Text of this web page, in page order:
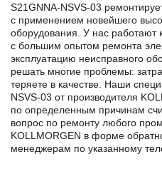
S21GNNA-NSVS-03
с применением новейшего
оборудования. У нас
с большим опытом ремонта
эксплуатацию неисправного
решать многие проблемы:
теряете в качестве. Наши
NSVS-03 от производителя
по определенным причинам
вопрос по ремонту любого
KOLLMORGEN в формe
менеджерам по указанному